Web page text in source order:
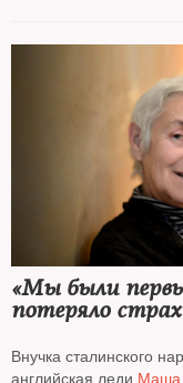
«Мы были
потеряло
Внучка сталинского
английская леди Маша